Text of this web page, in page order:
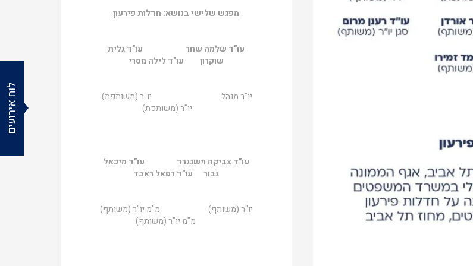
מפגש שלישי בנושא: חדלות פירעון
עו"ד שלמה שחר עו"ד גלית
שוקרון עו"ד לילה מסרי
יו"ר מנהל יו"ר (משותפת)
יו"ר (משותפת)
עו"ד צביקה וישנגרד עו"ד מיכאל
גבור עו"ד רפאל ראבד
יו"ר (משותף) מ"מ יו"ר (משותף)
מ"מ יו"ר (משותף)
לוח אירועים